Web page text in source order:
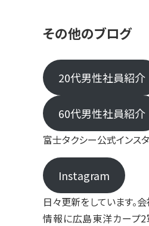
その他のブログ
20代男性社員紹介
60代男性社員紹介
富士タクシー公式インス
Instagram
日々更新をしています。
情報に広島東洋カープ